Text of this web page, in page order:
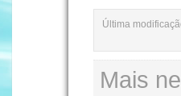
Última
Mais